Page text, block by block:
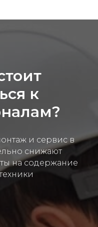
к
и сервис в
снижают
на содержание